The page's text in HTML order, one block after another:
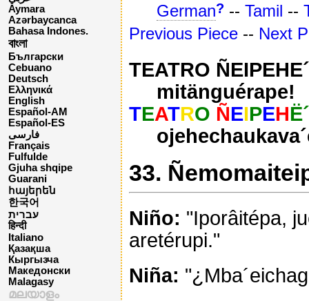
Aymara
Azərbaycanca
Bahasa Indones.
বাংলা
Български
Cebuano
Deutsch
Ελληνικά
English
Español-AM
Español-ES
فارسی
Français
Fulfulde
Gjuha shqipe
Guarani
հայերեն
한국어
עברית
हिन्दी
Italiano
Қазақша
Кыргызча
Македонски
Malagasy
മലയാളം
German? -- Tamil --
Previous Piece -- Next
TEATRO
mitänguérape!
TEATRO ÑEIPEHË´
33.
Niño: "Iporâitépa,
aretérupi."
Niña: